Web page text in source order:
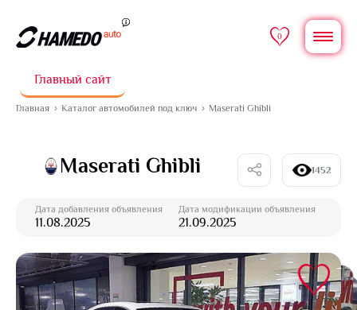
0
Главный сайт
Главная Каталог автомобилей под ключ Maserati Ghibli
Maserati Ghibli 1452
Дата добавления объявления
11.08.2025
Дата модификации объявления
21.09.2025